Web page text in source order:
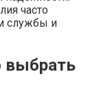
часто
службы и
выбрать